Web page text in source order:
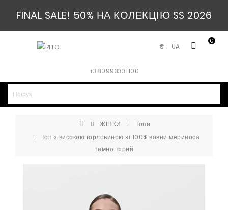
FINAL SALE! 50% НА КОЛЕКЦІЮ SS 2026
0
UA
₴
+380993331100
ЖІНКИ
Топи
Топ з високою горловиною зі 100% вовни мериноса
темно-сірий